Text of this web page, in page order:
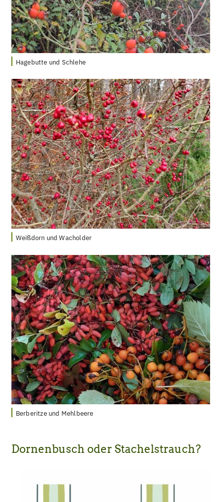
Hagebutte und Schlehe
Weißdorn und Wacholder
Berberitze und Mehlbeere
Dornenbusch oder Stachelstrauch?